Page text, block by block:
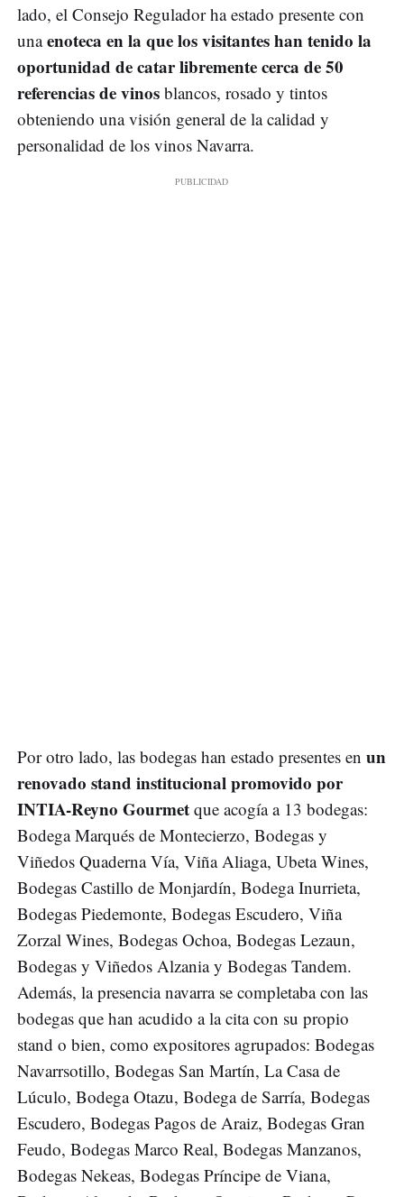
lado, el Consejo Regulador ha estado presente con
unaenoteca en la que los visitantes han tenido la
oportunidad de catar libremente cerca de 50
referencias de vinos blancos, rosado y tintos
obteniendo una visión general de la calidad y
personalidad de los vinos Navarra.
Por otro lado, las bodegas han estado presentes en un
renovado stand institucional promovido por
INTIA-Reyno Gourmet que acogía a 13 bodegas:
Bodega Marqués de Montecierzo, Bodegas y
Viñedos Quaderna Vía, Viña Aliaga, Ubeta Wines,
Bodegas Castillo de Monjardín, Bodega Inurrieta,
Bodegas Piedemonte, Bodegas Escudero, Viña
Zorzal Wines, Bodegas Ochoa, Bodegas Lezaun,
Bodegas y Viñedos Alzania y Bodegas Tandem.
Además, la presencia navarra se completaba con las
bodegas que han acudido a la cita con su propio
stand o bien, como expositores agrupados: Bodegas
Navarrsotillo, Bodegas San Martín, La Casa de
Lúculo, Bodega Otazu, Bodega de Sarría, Bodegas
Escudero, Bodegas Pagos de Araiz, Bodegas Gran
Feudo, Bodegas Marco Real, Bodegas Manzanos,
Bodegas Nekeas, Bodegas Príncipe de Viana,